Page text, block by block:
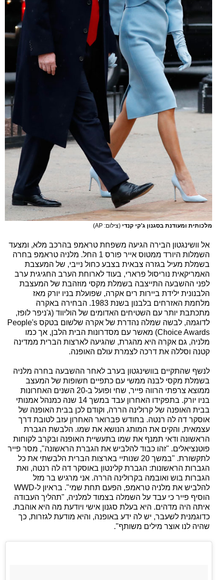
מלכותית ומעודנת בסגנון ג'קי קנדי (צילום: AP)
אל וושינגטון הבירה הגיעה משפחת טראמפ בהרכב מלא, ומצעד
השמלות היורד ממטוס אייר פורס 1 החל. מלניה טראמפ בחרה
בשמלת מעיל בגזרה צבאית בצבע כחול נייבי, של המעצבת
האמריקאית נוריסול פרארי, בעוד לארוחת הערב החגיגית ערב
לפני ההשבעה התייצבה בשמלת מקסי מוזהבת של המעצבת
הלבנונית ילידת ביירות רים אקרה, שפועלת בניו יורק מאז
מלחמת האזרחים בלבנון בשנת 1983. הבחירה באקרה
מתכתבת יותר עם השטיחים האדומים של הוליווד (ג'ניפר לופז,
לדוגמה, לבשה שמלה נהדרת של אקרה שלשום בטקס People's
Choice Awards) מאשר עם מסדרונות הבית הלבן, אך כמו
מלניה, גם אקרה היא מהגרת, שהגיעה לארצות הברית ממדינה
קטנה וסללה את דרכה לצמרת עולם האופנה.
לנשף שהתקיים בוושינגטון בערב לאחר ההשבעה בחרה מלניה
בשמלת מקסי לבנה ממשי עם כתפיים חשופות של המעצב
ממוצא צרפתי הרווה פייר, שחי ופועל ב-20 השנים האחרונות
בניו יורק. בתפקידו האחרון עבד במשך 14 שנה כמנהל אמנותי
בבית האופנה של קרולינה הררה, וקודם לכן בבית האופנה של
אוסקר דה לה רנטה. בחודש פברואר האחרון עזב לטובת דרך
עצמאית, והקים את המותג הנושא את שמו. הלבשת הגברת
הראשונה ודאי תמנף את שמו בתעשיית האופנה ובקרב לקוחות
פוטנציאלים. "זהו כבוד להלביש את הגברת הראשונה", מסר פייר
לתקשורת. "במשך 20 שנותיי בארצות הברית הלבשתי את כל
הגברות הראשונות: הגברת קלינטון באוסקר דה לה רנטה, ואת
הגברות בוש ואובמה בקרולינה הררה. אני מרגיש בר מזל
להלביש את מלניה טראמפ, הפעם תחת שמי". בראיון ל-WWD
הוסיף פייר כי עבד על השמלה בצמוד למלניה, "תהליך העבודה
איתה היה מדהים. היא בעלת סגנון אישי ויודעת מה היא אוהבת.
כדוגמנית לשעבר, יש לה ידע באופנה, והיא מודעת לגזרות, כך
שהיה לנו אוצר מילים משותף".